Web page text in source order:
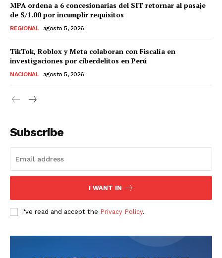
MPA ordena a 6 concesionarias del SIT retornar al pasaje
de S/1.00 por incumplir requisitos
REGIONAL agosto 5, 2026
TikTok, Roblox y Meta colaboran con Fiscalía en
investigaciones por ciberdelitos en Perú
NACIONAL agosto 5, 2026
Subscribe
I WANT IN
I've read and accept the Privacy Policy.